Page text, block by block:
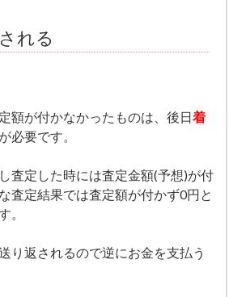
れる
額が付かなかったものは、後日着
必要です。
査定した時には査定金額(予想)が付
査定結果では査定額が付かず0円と
。
り返されるので逆にお金を支払う